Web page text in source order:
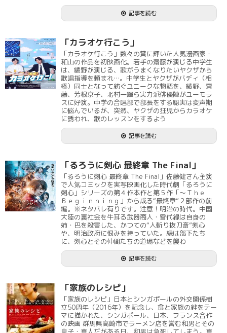
記事を読む
「カラオケ行こう」
「カラオケ行こう」数々の賞に輝いた人気漫画家・
和山の作品を初映画化。若手の齋藤が演じる中学生
は、綾野が演じる、歌がうまくなりたいヤクザから
歌唱指導を頼まれ…。中学生とヤクザがバディ（相
棒）同士となって紡ぐユニークな物語を、綾野、齋
藤、芳根京子、北村一輝ら実力派俳優陣がユーモラ
スに好演。中学の合唱部で部長をする聡実は変声期
に悩んでいるが、突然、ヤクザの狂児からカラオケ
に誘われ、歌のレッスンをするよう
記事を読む
「るろうに剣心 最終章 The Final」
「るろうに剣心 最終章 The Final」佐藤健さん主演
で人気コミックを実写映画化した時代劇「るろうに
剣心」シリーズの第４作本作と第５作「～Ｔｈｅ
Ｂｅｇｉｎｎｉｎｇ」から成る“最終章”２部作の前
編。※ネタバレ有りです。注意！明治の時代。中国
大陸の裏社会を牛耳る武器商人・雪代縁は自身の
姉・巴を殺害した、かつての“人斬り抜刀斎”剣心
や、明治政府に恨みを持っていた。縁は部下たち
に、剣心とその仲間たちの道場などを襲わ
記事を読む
「家族のレシピ」
「家族のレシピ」日本とシンガポールの外交関係樹
立50周年（2016年）を記念し、食と家族の絆をテー
マに描かれた、シンガポール、日本、フランス合作
の映画 群馬県高崎市でラーメン店を営む和男とその